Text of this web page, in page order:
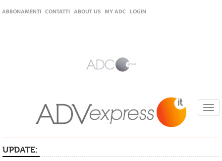
ABBONAMENTI CONTATTI ABOUT US MY ADC LOGIN
UPDATE: